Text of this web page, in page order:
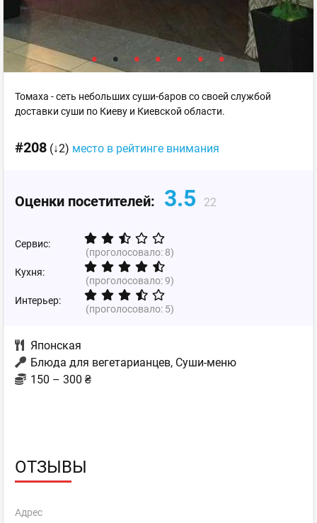
Томаха - сеть небольших суши-баров со своей службой
доставки суши по Киеву и Киевской области.
#208 (↓2) место в рейтинге внимания
Оценки посетителей: 3.5 22
Сервис:
(проголосовало: 8)
Кухня:
(проголосовало:9)
Интерьер:
(проголосовало: 5)
Японская
Блюда для вегетарианцев, Суши-меню
150 – 300 ₴
ОТЗЫВЫ
Адрес